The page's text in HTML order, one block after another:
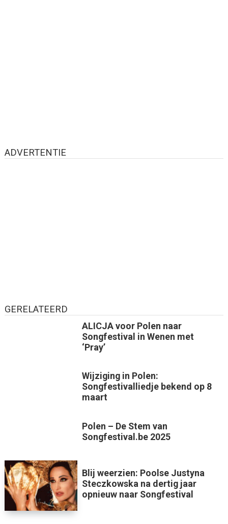
ADVERTENTIE
GERELATEERD
ALICJA voor Polen naar
Songfestival in Wenen met
‘Pray’
Wijziging in Polen:
Songfestivalliedje bekend op 8
maart
Polen – De Stem van
Songfestival.be 2025
Blij weerzien: Poolse Justyna
Steczkowska na dertig jaar
opnieuw naar Songfestival